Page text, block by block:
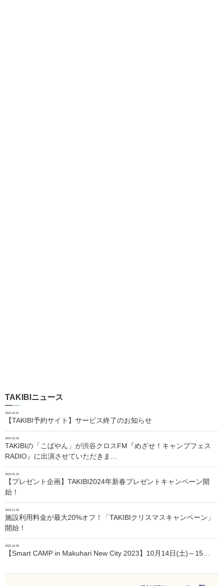
TAKIBIニュース
2024.10.01
【TAKIBI予約サイト】サービス終了のお知らせ
2024.02.06
TAKIBIの「こばやん」が渋谷クロスFM『めざせ！キャンプフェス
RADIO』に出演させていただきま…
2024.01.24
【プレゼント企画】TAKIBI2024年新春プレゼントキャンペーン開
始！
2023.11.30
施設利用料金が最大20%オフ！「TAKIBIクリスマスキャンペーン」
開始！
2023.10.05
【Smart CAMP in Makuhari New City 2023】10月14日(土)～15…